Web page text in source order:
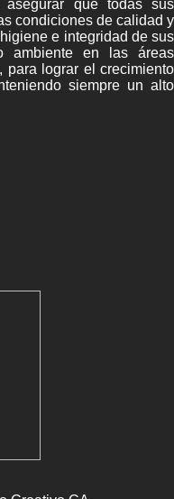
que todas sus
condiciones de calidad y
e integridad de sus
ambiente en las áreas
para lograr el crecimiento
siempre un alto